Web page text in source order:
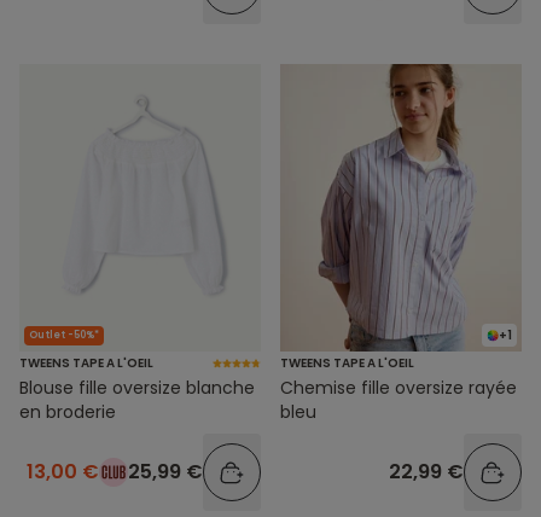
Outlet -50%*
TWEENS TAPE A L'OEIL
Blouse fille oversize blanche
en broderie
13,00 € 25,99 €
+1
TWEENS TAPE A L'OEIL
Chemise fille oversize rayée
bleu
22,99 €